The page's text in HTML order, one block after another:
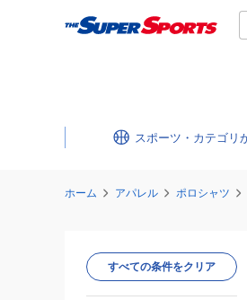
スポーツ・カテゴリ
ホーム アパレル ポロシャツ
すべての条件をクリア